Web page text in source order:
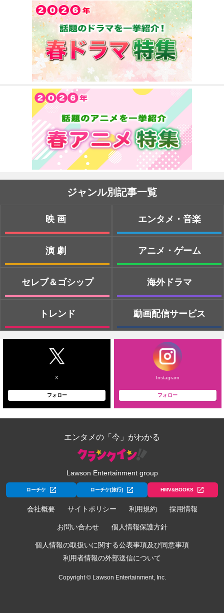
ジャンル別記事一覧
映画
演劇
セレブ＆ゴシップ
トレンド
エンタメ・音楽
アニメ・ゲーム
海外ドラマ
動画配信サービス
X
フォロー
Instagram
フォロー
エンタメの「今」がわかる
Lawson Entertainment group
ローチケ ローチケ[旅行] HMV&BOOKS
会社概要 サイトポリシー 利用規約 採用情報
お問い合わせ 個人情報保護方針
個人情報の取扱いに関する公表事項及び同意事項
利用者情報の外部送信について
Copyright © Lawson Entertainment, Inc.